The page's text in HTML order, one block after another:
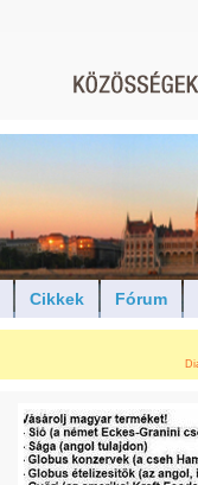
Cikkek Fórum